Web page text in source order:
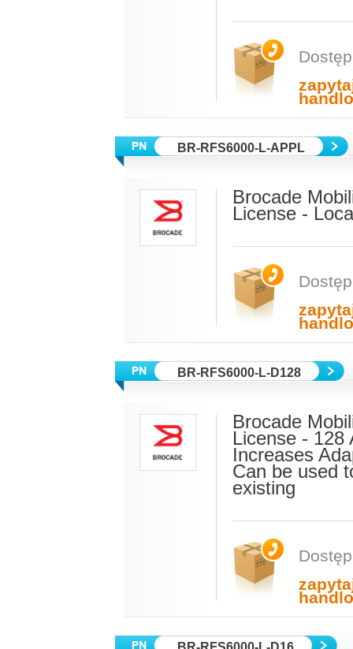
BR-RFS6000-L-APPL
Brocade
License -
BR-RFS6000-L-D128
Brocade
License - 128
Increases
Can be used
existing